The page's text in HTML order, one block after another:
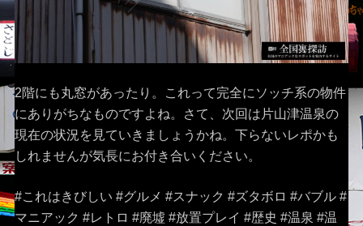
2階にも丸窓があったり。これって完全にソッチ系の物件
にありがちなものですよね。さて、次回は片山津温泉の
現在の状況を見ていきましょうかね。下らないレポかも
しれませんが気長にお付き合いください。
#これはきびしい #グルメ #スナック #ズタボロ #バブル #
マニアック #レトロ #廃墟 #放置プレイ #歴史 #温泉 #温